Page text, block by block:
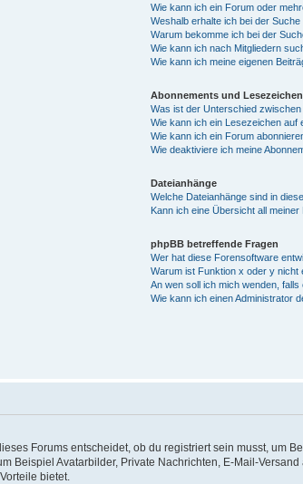
Wie kann ich ein Forum oder
Weshalb erhalte ich bei der
Warum bekomme ich bei der
Wie kann ich nach Mitgliedern
Wie kann ich meine eigenen
Abonnements und Lesezeichen
Was ist der Unterschied
Wie kann ich ein Lesezeichen auf
Wie kann ich ein Forum
Wie deaktiviere ich meine
Dateianhänge
Welche Dateianhänge sind in
Kann ich eine Übersicht all
phpBB betreffende Fragen
Wer hat diese Forensoftware
Warum ist Funktion x oder y nicht
An wen soll ich mich wenden,
Wie kann ich einen Administrator
Forums entscheidet, ob du registriert sein musst, um
Beispiel Avatarbilder, Private Nachrichten, E-Mail-
bietet.